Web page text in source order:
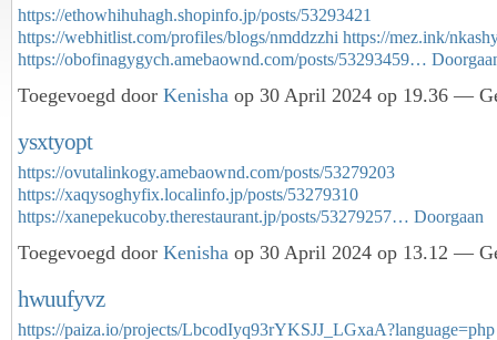
https://ethowhihuhagh.shopinfo.jp/posts/53293421
https://webhitlist.com/profiles/blogs/nmddzzhi https://mez.ink/
https://obofinagygych.amebaownd.com/posts/53293459…
Toegevoegd door Kenisha op 30 April 2024 op 19.36 —
ysxtyopt
https://ovutalinkogy.amebaownd.com/posts/53279203
https://xaqysoghyfix.localinfo.jp/posts/53279310
https://xanepekucoby.therestaurant.jp/posts/53279257… Doorgaan
Toegevoegd door Kenisha op 30 April 2024 op 13.12 —
hwuufyvz
https://paiza.io/projects/LbcodIyq93rYKSJJ_LGxaA?language=php